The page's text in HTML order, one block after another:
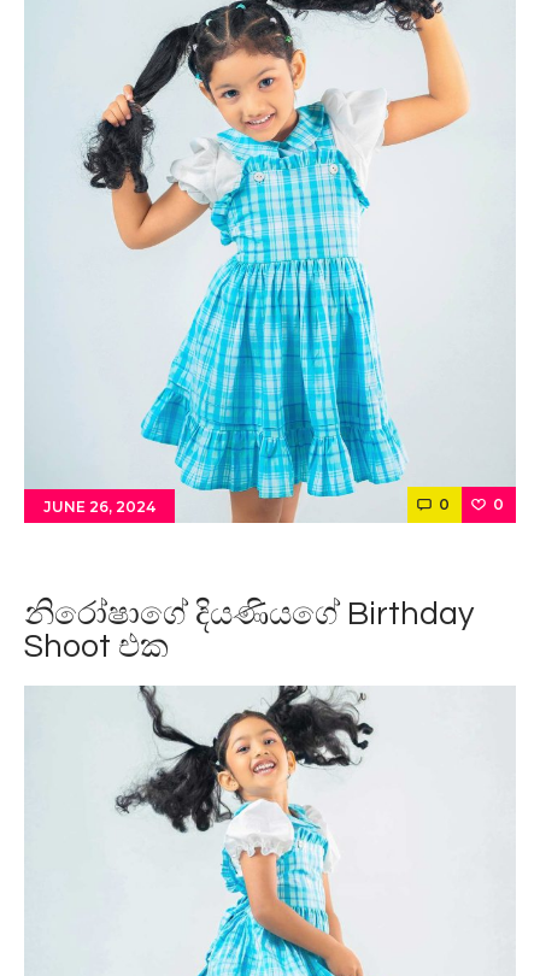
JUNE 26, 2024 0 0
නිරෝෂාගේ දියණියගේ Birthday
Shoot එක